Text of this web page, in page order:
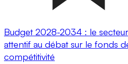
Budget 2028-2034 : le
attentif au débat sur le fonds
compétitivité